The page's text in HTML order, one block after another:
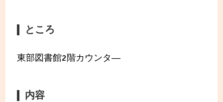
ところ
東部図書館2階カウンタ―
内容